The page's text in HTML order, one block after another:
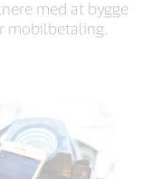
med at bygge
mobilbetaling.